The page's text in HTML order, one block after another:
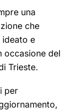
una
che
ideato e
occasione del
Trieste.
per